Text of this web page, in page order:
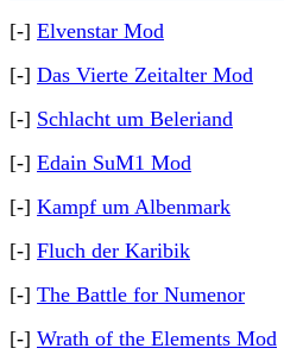
[-] Elvenstar Mod
[-] Das Vierte Zeitalter Mod
[-] Schlacht um Beleriand
[-] Edain SuM1 Mod
[-] Kampf um Albenmark
[-] Fluch der Karibik
[-] The Battle for Numenor
[-] Wrath of the Elements Mod